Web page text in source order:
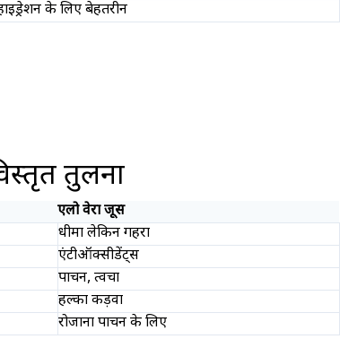
के लिए बेहतरीन
तुलना
एलो वेरा जूस
धीमा लेकिन गहरा
एंटीऑक्सीडेंट्स
पाचन, त्वचा
हल्का कड़वा
रोजाना पाचन के लिए